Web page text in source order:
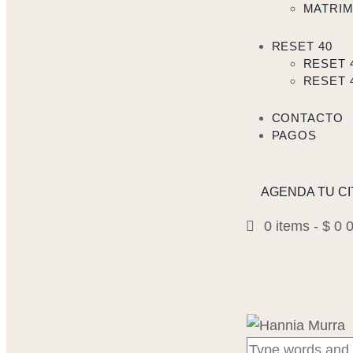
RESET 40
RESET
RESET
CONTACTO
PAGOS
AGENDA TU
0 items - $ 0 0